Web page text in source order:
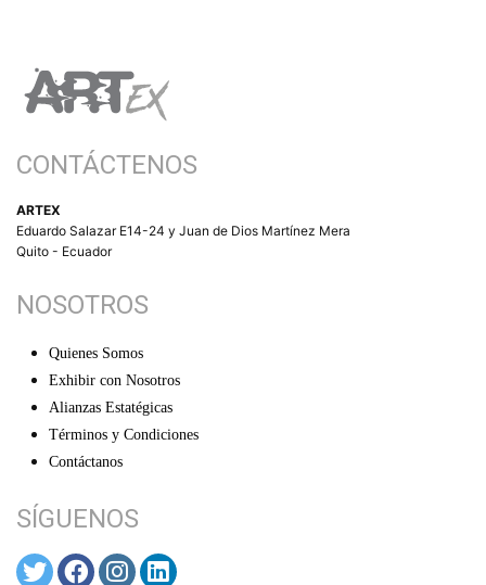
CONTÁCTENOS
ARTEX
Eduardo Salazar E14-24 y Juan de Dios Martínez Mera
Quito - Ecuador
NOSOTROS
Quienes Somos
Exhibir con Nosotros
Alianzas Estatégicas
Términos y Condiciones
Contáctanos
SÍGUENOS